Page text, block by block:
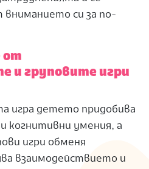
вниманието си за по-
от
и груповите игри
игра детето придобива
когнитивни умения, а
игри обменя
взаимодействието и